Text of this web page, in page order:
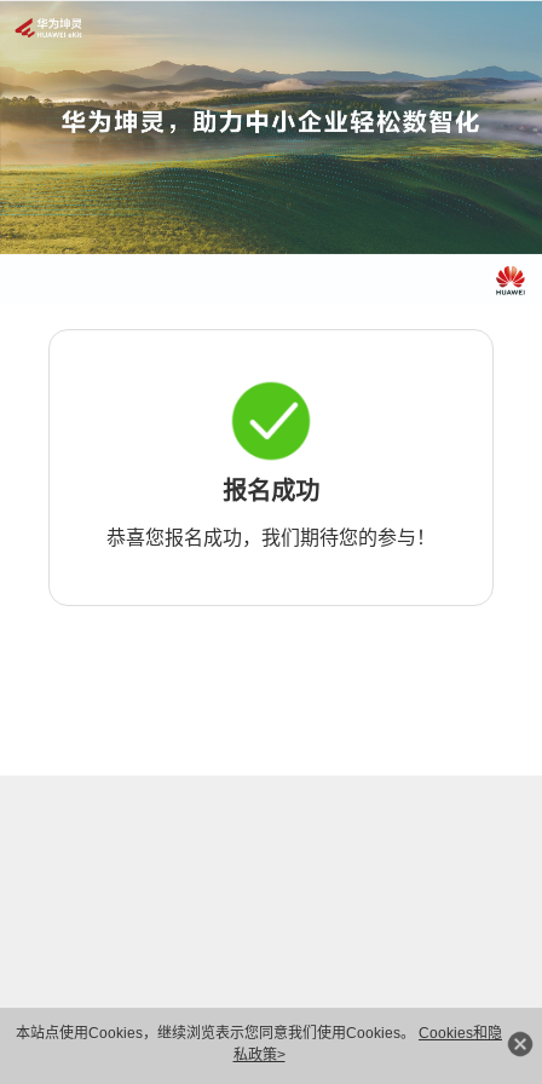
本站点使用Cookies，继续浏览表示您同意我们使用Cookies。 Cookies和隐
私政策>
报名成功
恭喜您报名成功，我们期待您的参与！